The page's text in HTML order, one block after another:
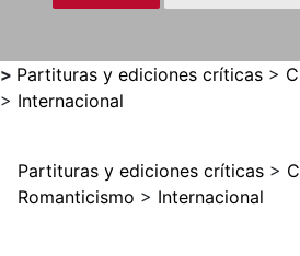
> Partituras y ediciones críticas >
> Internacional
Partituras y ediciones críticas >
Romanticismo > Internacional